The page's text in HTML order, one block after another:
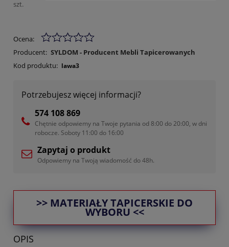
szt.
Ocena:
Producent: SYLDOM - Producent Mebli Tapicerowanych
Kod produktu: lawa3
Potrzebujesz więcej informacji?
574 108 869
Chętnie odpowiemy na Twoje pytania od 8:00 do 20:00, w dni
robocze. Soboty 11:00 do 16:00
Zapytaj o produkt
Odpowiemy na Twoją wiadomość do 48h.
>> MATERIAŁY TAPICERSKIE DO
WYBORU <<
OPIS